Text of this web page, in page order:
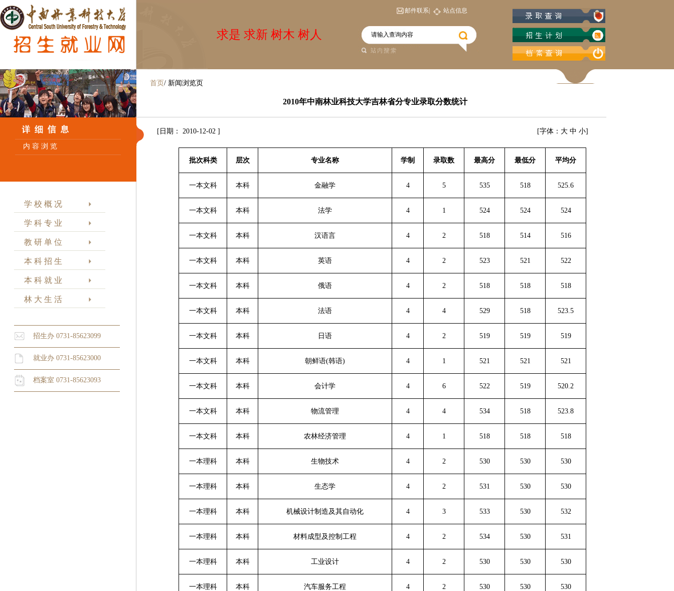
内 容 浏 览
学 校 概 况
学 科 专 业
教 研 单 位
本 科 招 生
本 科 就 业
林 大 生 活
招生办 0731-85623099
就业办 0731-85623000
档案室 0731-85623093
求是 求新 树木 树人
邮件联系| 站点信息
首页 / 新闻浏览页
2010年中南林业科技大学吉林省分专业录取分数统计
[日期： 2010-12-02 ] [字体： 大 中 小]
批次科类 层次 专业名称 学制 录取数 最高分 最低分 平均分
一本文科 本科 金融学 4 5 535 518 525.6
一本文科 本科 法学 4 1 524 524 524
一本文科 本科 汉语言 4 2 518 514 516
一本文科 本科 英语 4 2 523 521 522
一本文科 本科 俄语 4 2 518 518 518
一本文科 本科 法语 4 4 529 518 523.5
一本文科 本科 日语 4 2 519 519 519
一本文科 本科 朝鲜语(韩语) 4 1 521 521 521
一本文科 本科 会计学 4 6 522 519 520.2
一本文科 本科 物流管理 4 4 534 518 523.8
一本文科 本科 农林经济管理 4 1 518 518 518
一本理科 本科 生物技术 4 2 530 530 530
一本理科 本科 生态学 4 2 531 530 530
一本理科 本科 机械设计制造及其自动化 4 3 533 530 532
一本理科 本科 材料成型及控制工程 4 2 534 530 531
一本理科 本科 工业设计 4 2 530 530 530
一本理科 本科 汽车服务工程 4 2 530 530 530